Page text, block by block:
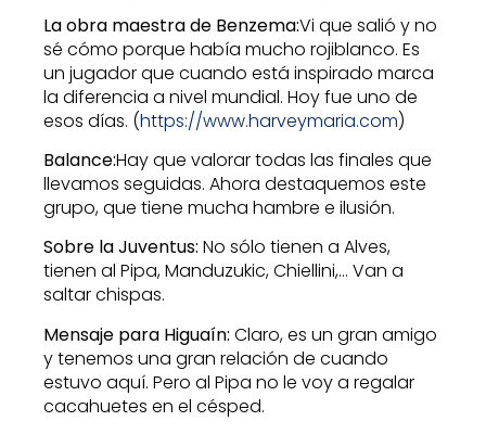
La obra maestra de Benzema:Vi que salió y no
sé cómo porque había mucho rojiblanco. Es
un jugador que cuando está inspirado marca
la diferencia a nivel mundial. Hoy fue uno de
esos días. (https://www.harveymaria.com)
Balance:Hay que valorar todas las finales que
llevamos seguidas. Ahora destaquemos este
grupo, que tiene mucha hambre e ilusión.
Sobre la Juventus: No sólo tienen a Alves,
tienen al Pipa, Manduzukic, Chiellini,… Van a
saltar chispas.
Mensaje para Higuaín: Claro, es un gran amigo
y tenemos una gran relación de cuando
estuvo aquí. Pero al Pipa no le voy a regalar
cacahuetes en el césped.